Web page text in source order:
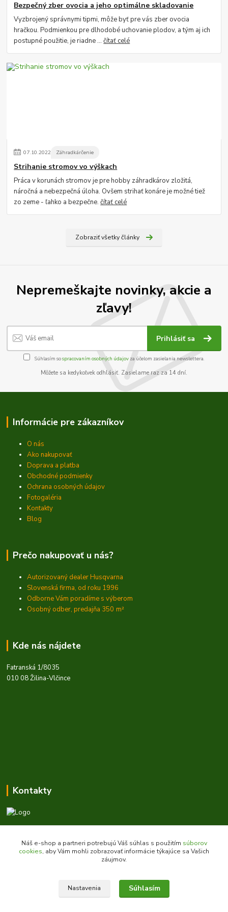
Bezpečný zber ovocia a jeho optimálne skladovanie
Vyzbrojený správnymi tipmi, môže byť pre vás zber ovocia
hračkou. Podmienkou pre dlhodobé uchovanie plodov, a tým aj ich
postupné použitie, je riadne ...čítať celé
07.10.2022 Záhradkárčenie
Strihanie stromov vo výškach
Práca v korunách stromov je pre hobby záhradkárov zložitá,
náročná a nebezpečná úloha. Ovšem strihať konáre je možné tiež
zo zeme - ľahko a bezpečne.čítať celé
Zobraziť všetky články
Nepremeškajte novinky, akcie a
zľavy!
Prihlásiť sa
Súhlasím sospracovaním osobných údajov za účelom zasielania newslettera.
Môžete sa kedykoľvek odhlásiť. Zasielame raz za 14 dní.
Informácie pre zákazníkov
O nás
Ako nakupovať
Doprava a platba
Obchodné podmienky
Ochrana osobných údajov
Fotogaléria
Kontakty
Blog
Prečo nakupovať u nás?
Autorizovaný dealer Husqvarna
Slovenská firma, od roku 1996
Odborne Vám poradíme s výberom
Osobný odber, predajňa 350 m²
Kde nás nájdete
Fatranská 1/8035
010 08 Žilina-Vlčince
Kontakty
+421 903 707 668
(Po-Pia, 8-16 hod.)
Náš e-shop a partneri potrebujú Váš súhlas s použitím súborov
cookies, aby Vám mohli zobrazovať informácie týkajúce sa Vašich
záujmov.
Nastavenia Súhlasím